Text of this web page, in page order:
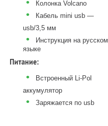
Колонка Volcano
•
Кабель mini usb —
usb/3,5 мм
•
Инструкция на русском
языке
Питание:
•
Встроенный Li-Pol
аккумулятор
• Заряжается по usb